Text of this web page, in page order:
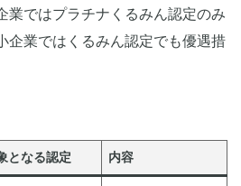
業ではプラチナくるみん認定のみ
企業ではくるみん認定でも優遇措
となる認定 内容